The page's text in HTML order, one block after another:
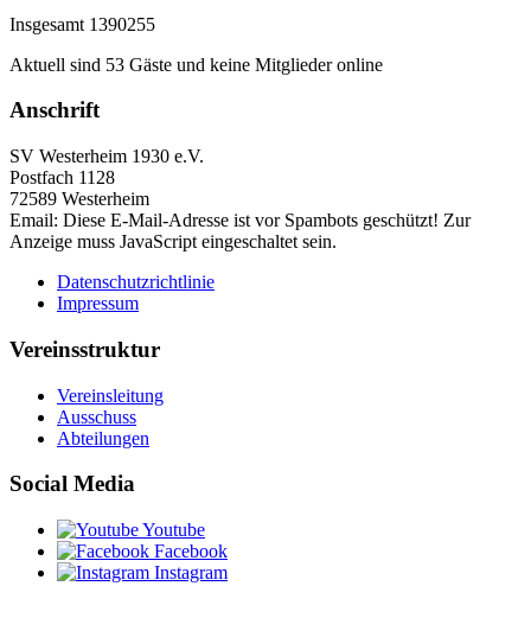
Insgesamt 1390255
Aktuell sind 53 Gäste und keine Mitglieder online
Anschrift
SV Westerheim 1930 e.V.
Postfach 1128
72589 Westerheim
Email: Diese E-Mail-Adresse ist vor Spambots geschützt! Zur
Anzeige muss JavaScript eingeschaltet sein.
Datenschutzrichtlinie
Impressum
Vereinsstruktur
Vereinsleitung
Ausschuss
Abteilungen
Social Media
Youtube
Facebook
Instagram